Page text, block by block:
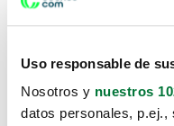
Uso responsable de
Nosotros y nuestros
datos personales, p.ej.,